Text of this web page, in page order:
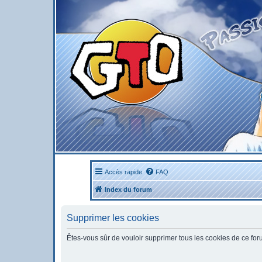
Accès rapide FAQ
Index du forum
Supprimer les cookies
Êtes-vous sûr de vouloir supprimer tous les cookies de ce